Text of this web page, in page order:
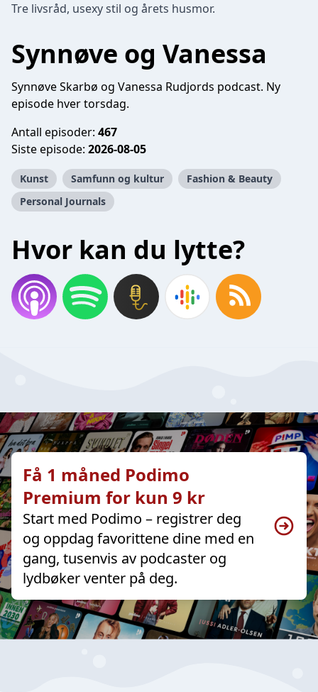
Tre livsråd, usexy stil og årets husmor.
Synnøve og Vanessa
Synnøve Skarbø og Vanessa Rudjords podcast. Ny
episode hver torsdag.
Antall episoder: 467
Siste episode: 2026-08-05
Kunst Samfunn og kultur
Fashion & Beauty
Personal Journals
Hvor kan du lytte?
Få 1 måned Podimo
Premium for kun 9 kr
Start med Podimo – registrer deg
og oppdag favorittene dine med en
gang, tusenvis av podcaster og
lydbøker venter på deg.